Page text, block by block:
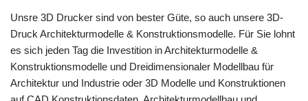
Unsre 3D Drucker sind von bester Güte, so auch unsere 3D-
Druck Architekturmodelle & Konstruktionsmodelle. Für Sie lohnt
es sich jeden Tag die Investition in Architekturmodelle &
Konstruktionsmodelle und Dreidimensionaler Modellbau für
Architektur und Industrie oder 3D Modelle und Konstruktionen